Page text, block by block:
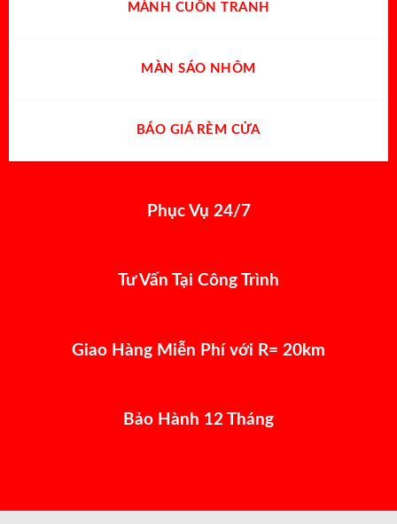
MÀNH CUỐN TRANH
MÀN SÁO NHÔM
BÁO GIÁ RÈM CỬA
Phục Vụ 24/7
Tư Vấn Tại Công Trình
Giao Hàng Miễn Phí với R= 20km
Bảo Hành 12 Tháng